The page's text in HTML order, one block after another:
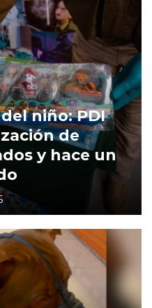
niño: PDI
de
y hace un